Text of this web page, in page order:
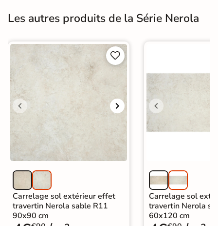
Les autres produits de la Série Nerola


Carrelage sol extérieur effet
travertin Nerola sable R11
90x90 cm
Carrelage sol
travertin Nerola
60x120 cm